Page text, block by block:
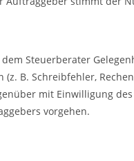
Steuerberater
(z. B. Schreibfehler,
mit Einwilligung
vorgehen.